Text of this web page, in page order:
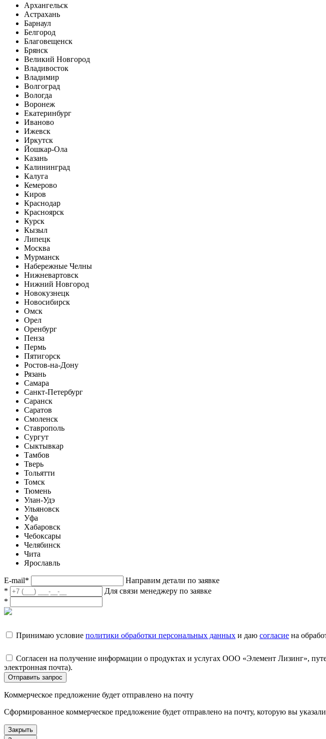
Архангельск
Астрахань
Барнаул
Белгород
Благовещенск
Брянск
Великий Новгород
Владивосток
Владимир
Волгоград
Вологда
Воронеж
Екатеринбург
Иваново
Ижевск
Иркутск
Йошкар-Ола
Казань
Калининград
Калуга
Кемерово
Киров
Краснодар
Красноярск
Курск
Кызыл
Липецк
Москва
Мурманск
Набережные Челны
Нижневартовск
Нижний Новгород
Новокузнецк
Новосибирск
Омск
Орел
Оренбург
Пенза
Пермь
Пятигорск
Ростов-на-Дону
Рязань
Самара
Санкт-Петербург
Саранск
Саратов
Смоленск
Ставрополь
Сургут
Сыктывкар
Тамбов
Тверь
Тольятти
Томск
Тюмень
Улан-Удэ
Ульяновск
Уфа
Хабаровск
Чебоксары
Челябинск
Чита
Ярославль
E-mail*
Направим детали по заявке
*
Для связи менеджеру по заявке
*
Принимаю условие политики обработки персональных данных и даю согласие на
Согласен на получение информации о продуктах и услугах ООО «Элемент Лизинг»,
электронная почта).
Отправить запрос
Коммерческое предложение будет отправлено на почту
Сформированное коммерческое предложение будет отправлено на почту, которую вы
Закрыть